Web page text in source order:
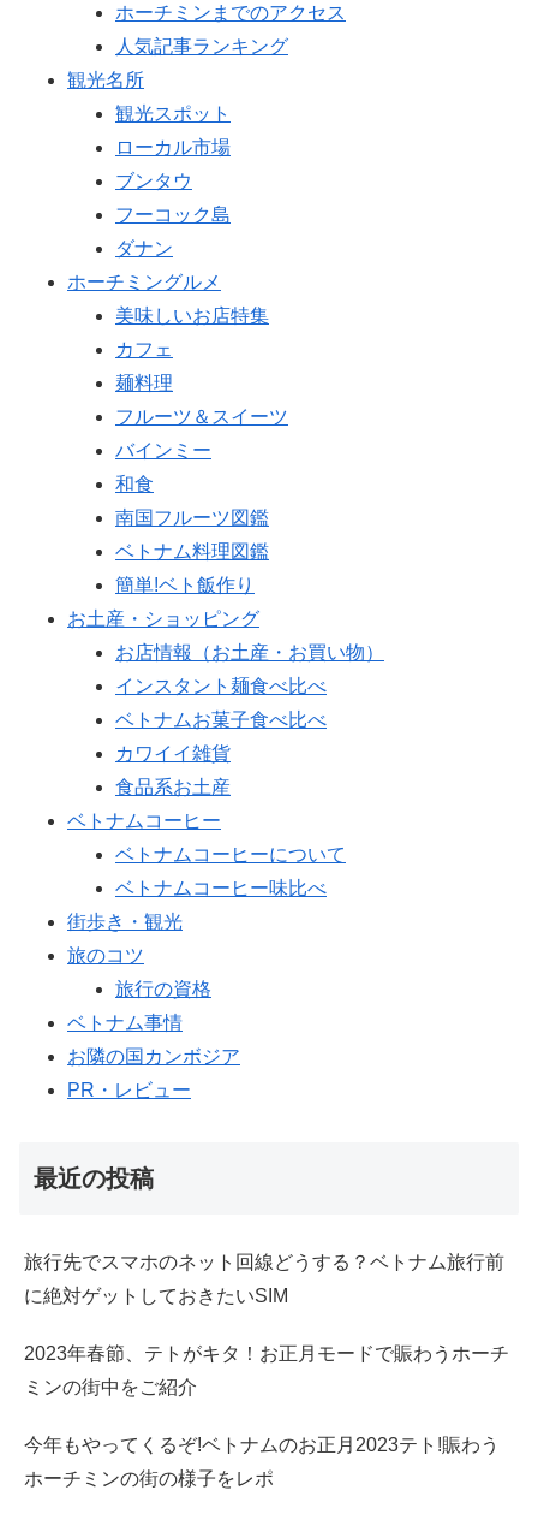
ホーチミンまでのアクセス
人気記事ランキング
観光名所
観光スポット
ローカル市場
ブンタウ
フーコック島
ダナン
ホーチミングルメ
美味しいお店特集
カフェ
麺料理
フルーツ＆スイーツ
バインミー
和食
南国フルーツ図鑑
ベトナム料理図鑑
簡単!ベト飯作り
お土産・ショッピング
お店情報（お土産・お買い物）
インスタント麺食べ比べ
ベトナムお菓子食べ比べ
カワイイ雑貨
食品系お土産
ベトナムコーヒー
ベトナムコーヒーについて
ベトナムコーヒー味比べ
街歩き・観光
旅のコツ
旅行の資格
ベトナム事情
お隣の国カンボジア
PR・レビュー
最近の投稿
旅行先でスマホのネット回線どうする？ベトナム旅行前
に絶対ゲットしておきたいSIM
2023年春節、テトがキタ！お正月モードで賑わうホーチ
ミンの街中をご紹介
今年もやってくるぞ!ベトナムのお正月2023テト!賑わう
ホーチミンの街の様子をレポ